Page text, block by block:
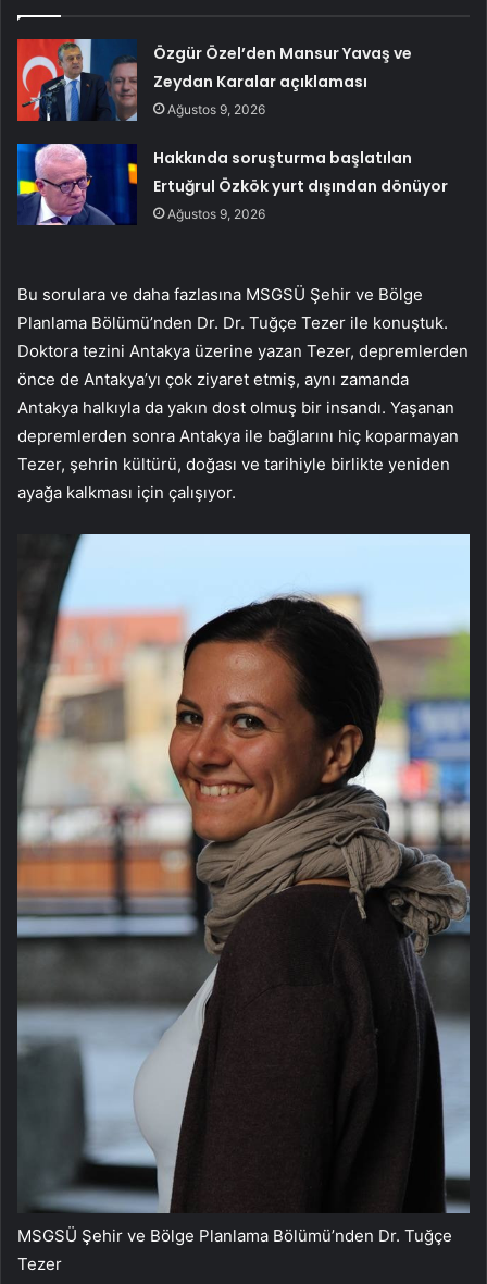
Özgür Özel’den Mansur Yavaş ve
Zeydan Karalar açıklaması
Ağustos 9, 2026
Hakkında soruşturma başlatılan
Ertuğrul Özkök yurt dışından dönüyor
Ağustos 9, 2026
Bu sorulara ve daha fazlasına MSGSÜ Şehir ve Bölge
Planlama Bölümü’nden Dr. Dr. Tuğçe Tezer ile konuştuk.
Doktora tezini Antakya üzerine yazan Tezer, depremlerden
önce de Antakya’yı çok ziyaret etmiş, aynı zamanda
Antakya halkıyla da yakın dost olmuş bir insandı. Yaşanan
depremlerden sonra Antakya ile bağlarını hiç koparmayan
Tezer, şehrin kültürü, doğası ve tarihiyle birlikte yeniden
ayağa kalkması için çalışıyor.
MSGSÜ Şehir ve Bölge Planlama Bölümü’nden Dr. Tuğçe
Tezer